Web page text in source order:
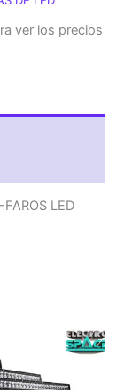
ver los precios
LED